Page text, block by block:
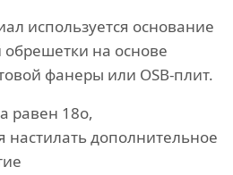
используется основание
на основе
фанеры или OSB-плит.
равен 18о,
настилать дополнительное